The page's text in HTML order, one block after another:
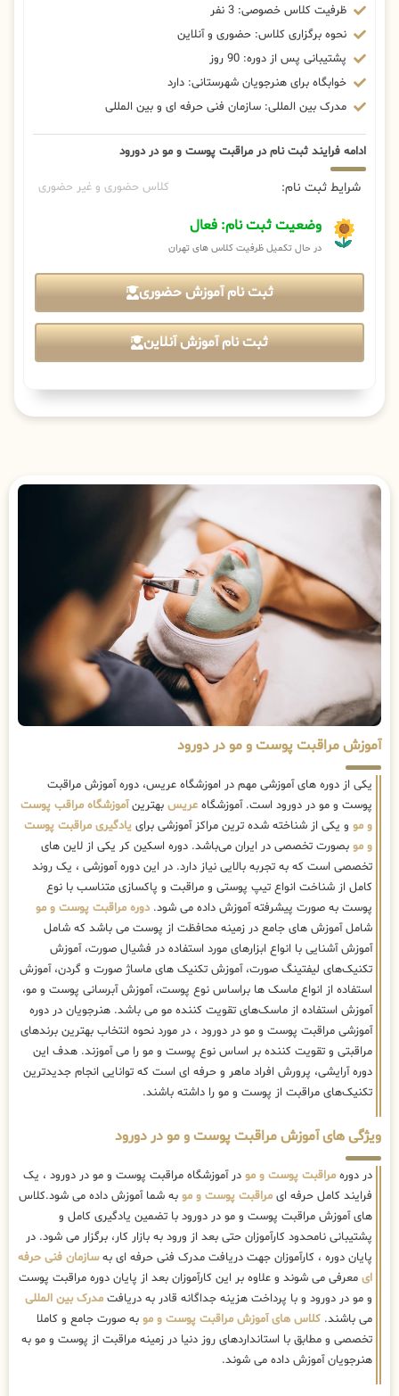
ظرفیت کلاس خصوصی: 3 نفر
نحوه برگزاری کلاس: حضوری و آنلاین
پشتیبانی پس از دوره: 90 روز
خوابگاه برای هنرجویان شهرستانی: دارد
مدرک بین المللی: سازمان فنی حرفه ای و بین المللی
ادامه فرایند ثبت نام در مراقبت پوست و مو در دورود
شرایط ثبت نام: کلاس حضوری و غیر حضوری
وضعیت ثبت نام: فعال
در حال تکمیل ظرفیت کلاس های تهران
ثبت نام آموزش حضوری
ثبت نام آموزش آنلاین
آموزش مراقبت پوست و مو در دورود
یکی از دوره های آموزشی مهم در اموزشگاه عریس، دوره آموزش مراقبت
پوست و مو در دورود است. آموزشگاه عریس بهترینآموزشگاه مراقب پوست
و مو و یکی از شناخته شده ترین مراکز آموزشی برای یادگیری مراقبت پوست
و مو بصورت تخصصی در ایران می‌باشد. دوره اسکین کر یکی از لاین های
تخصصی است که به تجربه بالایی نیاز دارد. در این دوره آموزشی ، یک روند
کامل از شناخت انواع تیپ پوستی و مراقبت و پاکسازی متناسب با نوع
پوست به صورت پیشرفته آموزش داده می شود.دوره مراقبت پوست و مو
شامل آموزش های جامع در زمینه محافظت از پوست می باشد که شامل
آموزش آشنایی با انواع ابزارهای مورد استفاده در فشیال صورت، آموزش
تکنیک‌های لیفتینگ صورت، آموزش تکنیک های ماساژ صورت و گردن، آموزش
استفاده از انواع ماسک ها براساس نوع پوست، آموزش آبرسانی پوست و مو،
آموزش استفاده از ماسک‌های تقویت کننده مو می باشد. هنرجویان در دوره
آموزشی مراقبت پوست و مو در دورود ، در مورد نحوه انتخاب بهترین برندهای
مراقبتی و تقویت کننده بر اساس نوع پوست و مو را می آموزند. هدف این
دوره آرایشی، پرورش افراد ماهر و حرفه ای است که توانایی انجام جدیدترین
تکنیک‌های مراقبت از پوست و مو را داشته باشند.
ویژگی های آموزش مراقبت پوست و مو در دورود
در دوره مراقبت پوست و مو در آموزشگاه مراقبت پوست و مو در دورود ، یک
فرایند کامل حرفه ای مراقبت پوست و مو به شما آموزش داده می شود.کلاس
های آموزش مراقبت پوست و مو در دورود با تضمین یادگیری کامل و
پشتیبانی نامحدود کارآموزان حتی بعد از ورود به بازار کار، برگزار می شود. در
پایان دوره ، کارآموزان جهت دریافت مدرک فنی حرفه ای بهسازمان فنی حرفه
ای معرفی می شوند و علاوه بر این کارآموزان بعد از پایان دوره مراقبت پوست
و مو در دورود و با پرداخت هزینه جداگانه قادر به دریافت مدرک بین المللی
می باشند. کلاس های آموزش مراقبت پوست و مو به صورت جامع و کاملا
تخصصی و مطابق با استانداردهای روز دنیا در زمینه مراقبت از پوست و مو به
هنرجویان آموزش داده می شوند.